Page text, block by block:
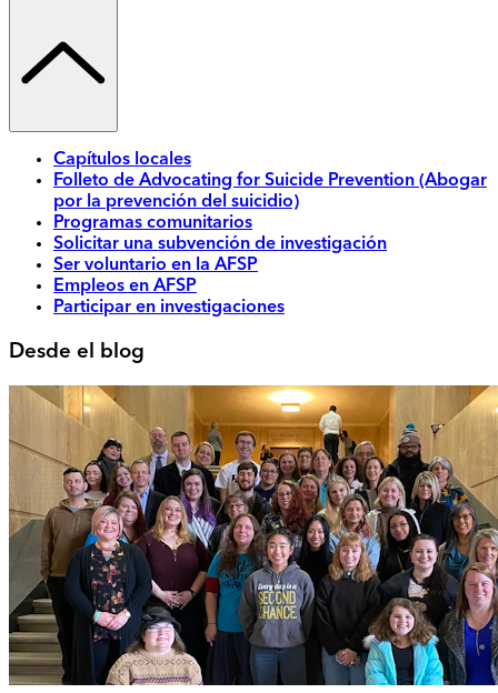
Capítulos locales
Folleto de Advocating for Suicide Prevention (Abogar
por la prevención del suicidio)
Programas comunitarios
Solicitar una subvención de investigación
Ser voluntario en la AFSP
Empleos en AFSP
Participar en investigaciones
Desde el blog